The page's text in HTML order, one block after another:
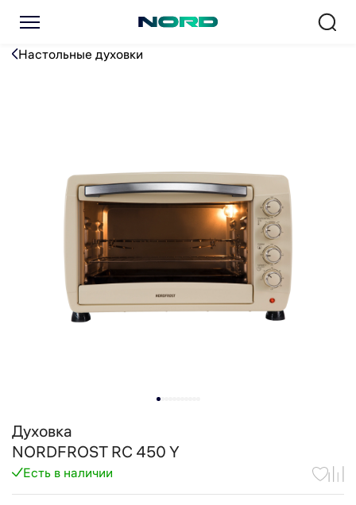
Духовка NORDFROST RC
Настольные духовки
Духовка
NORDFROST RC 450 Y
Есть в наличии